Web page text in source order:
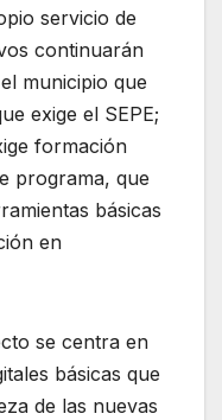
servicio de
continuarán
municipio que
exige el SEPE;
formación
programa, que
básicas
en
se centra en
básicas que
de las nuevas